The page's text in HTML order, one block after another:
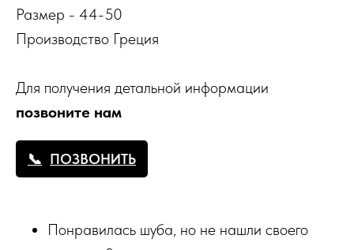
Размер - 44-50
Производство Греция
Для получения детальной информации
позвоните нам
ПОЗВОНИТЬ
Понравилась шуба, но не нашли своего